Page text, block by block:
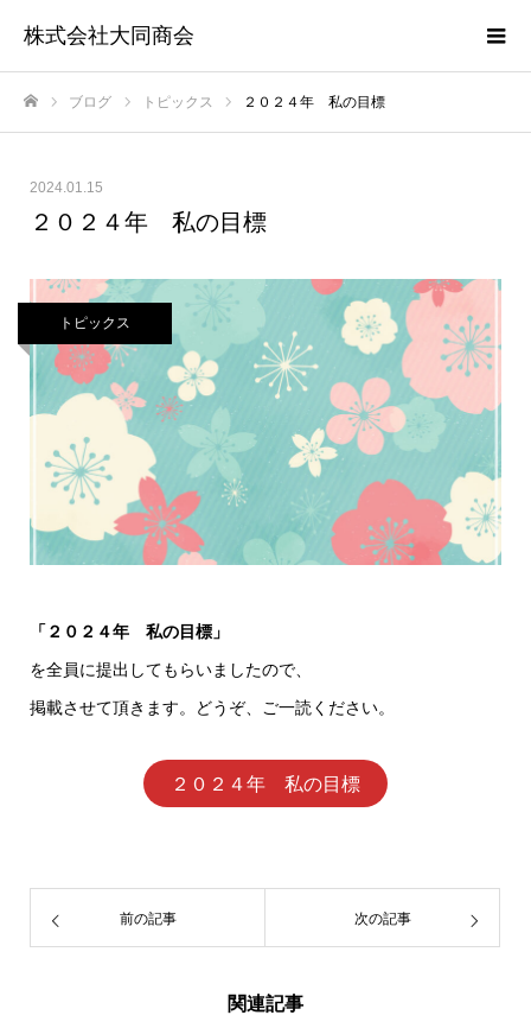
株式会社大同商会
ブログ トピックス ２０２４年 私の目標
2024.01.15
２０２４年 私の目標
トピックス
「２０２４年 私の目標」
を全員に提出してもらいましたので、
掲載させて頂きます。どうぞ、ご一読ください。
２０２４年 私の目標
前の記事 次の記事
関連記事